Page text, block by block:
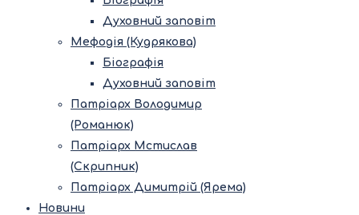
Духовний заповіт
Мефодія (Кудрякова)
Біографія
Духовний заповіт
Патріарх Володимир
(Романюк)
Патріарх Мстислав
(Скрипник)
Патріарх Димитрій (Ярема)
Новини